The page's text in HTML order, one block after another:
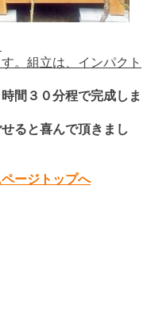
。組立は、インパクト
間３０分程で完成しま
ると喜んで頂きまし
ージトップへ